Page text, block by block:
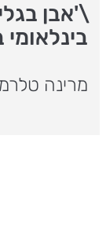
\'אבן
מרינה